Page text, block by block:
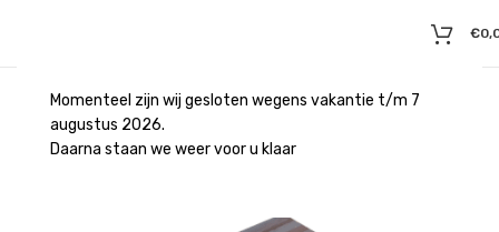
Momenteel zijn wij gesloten wegens vakantie t/m 7
augustus 2026.
Daarna staan we weer voor u klaar
€